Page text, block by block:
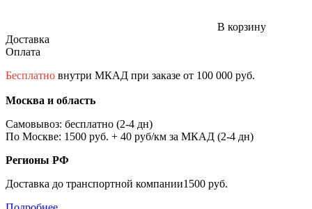
В корзину
Доставка
Оплата
Бесплатно внутри МКАД при заказе от 100 000 руб.
Москва и область
Самовывоз: бесплатно (2-4 дн)
По Москве: 1500 руб. + 40 руб/км за МКАД (2-4 дн)
Регионы РФ
Доставка до транспортной компании1500 руб.